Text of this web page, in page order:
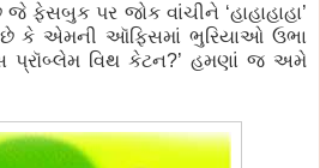
ફેસબુક પર જોક વાંચીને ‘હાહાહાહા’
કે એમની ઑફિસમાં ભુરિયાઓ ઉભા
પ્રૉબ્લેમ વિથ કેટન?’ હમણાં જ અમે